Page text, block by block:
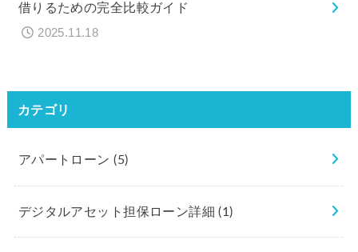
借りるための完全比較ガイド
2025.11.18
カテゴリ
アパートローン(5)
デジタルアセット担保ローン詳細(1)